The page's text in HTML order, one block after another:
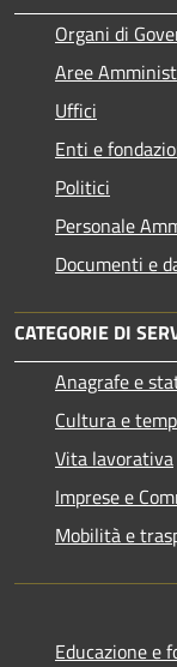
Organi di
Aree
Uffici
Enti e
Politici
Personale
Documenti e
CATEGORIE DI
Anagrafe e
Cultura e
Vita lavorativa
Imprese e
Mobilità e
Educazione e